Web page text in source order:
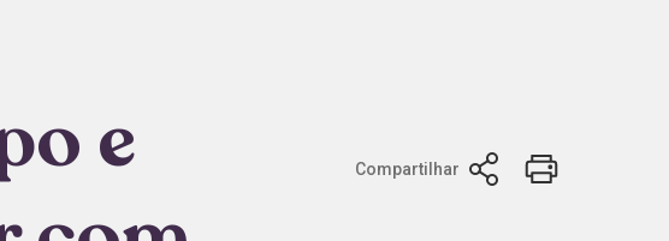
e
Compartilhar